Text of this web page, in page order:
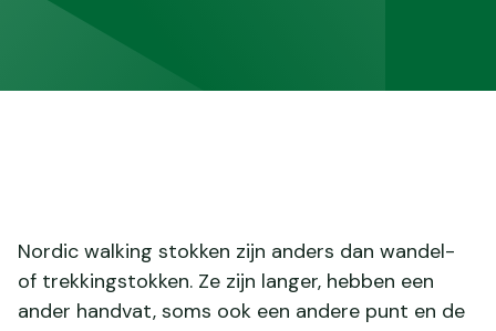
Nordic walking stokken zijn anders dan wandel-
of trekkingstokken. Ze zijn langer, hebben een
ander handvat, soms ook een andere punt en de